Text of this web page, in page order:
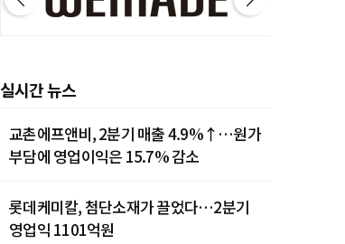
실시간 뉴스
교촌에프앤비, 2분기 매출 4.9%↑…원가
부담에 영업이익은 15.7% 감소
롯데케미칼, 첨단소재가 끌었다…2분기
영업익 1101억원